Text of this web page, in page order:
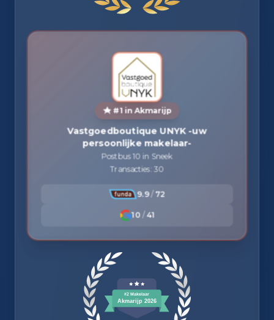
#1 in Akmarijp
Vastgoedboutique UNYK -uw
persoonlijke makelaar-
Postbus 10 in Sneek
Transacties: 30
9.9 / 72
10 / 41